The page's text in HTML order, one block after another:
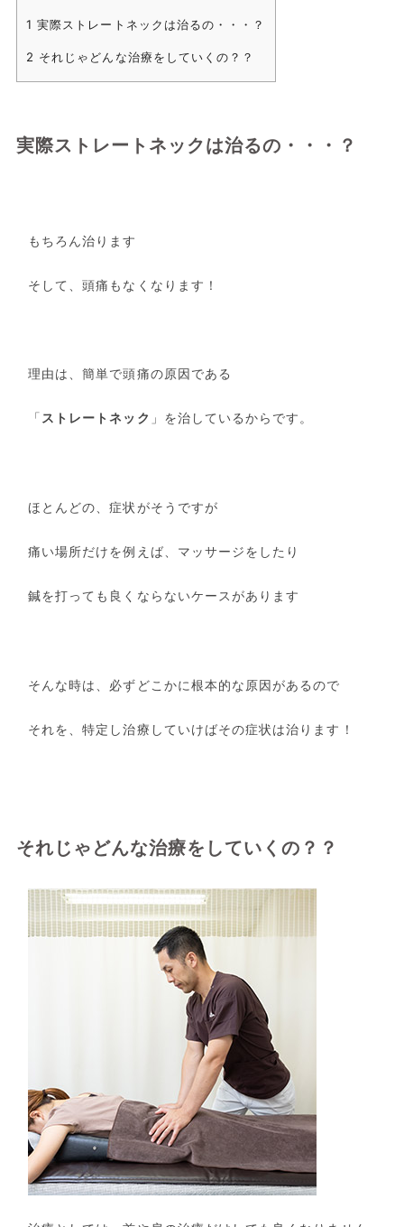
1 実際ストレートネックは治るの・・・？
2 それじゃどんな治療をしていくの？？
実際ストレートネックは治るの・・・？
もちろん治ります
そして、頭痛もなくなります！
理由は、簡単で頭痛の原因である
「 ストレートネック 」を治しているからです。
ほとんどの、症状がそうですが
痛い場所だけを例えば、マッサージをしたり
鍼を打っても良くならないケースがあります
そんな時は、必ずどこかに根本的な原因があるので
それを、特定し治療していけばその症状は治ります！
それじゃどんな治療をしていくの？？